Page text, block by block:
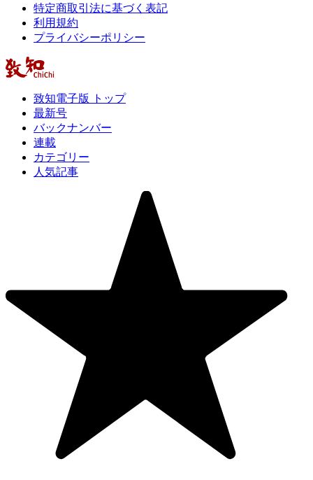
特定商取引法に基づく表記
利用規約
プライバシーポリシー
致知電子版 トップ
最新号
バックナンバー
連載
カテゴリー
人気記事